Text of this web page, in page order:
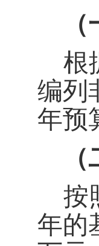
根
编列
年预
按
年的